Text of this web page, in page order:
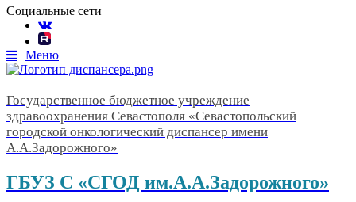
Социальные сети
Меню
Государственное бюджетное учреждение
здравоохранения Севастополя «Севастопольский
городской онкологический диспансер имени
А.А.Задорожного»
ГБУЗ С «СГОД им.А.А.Задорожного»